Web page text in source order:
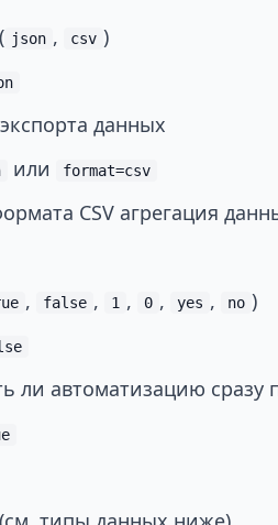
json , csv )
данных
или format=csv
CSV агрегация
, false , 1 , 0 , yes , no )
ли автоматизацию сразу